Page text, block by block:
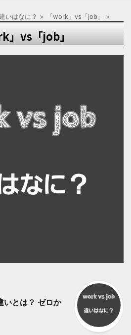
いはなに？ > 「work」vs「job」 >
」vs「job」
いとは？ ゼロか